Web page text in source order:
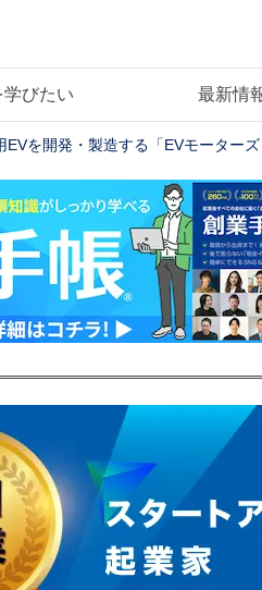
びたい 最新情
EVを開発・製造する「EVモーター